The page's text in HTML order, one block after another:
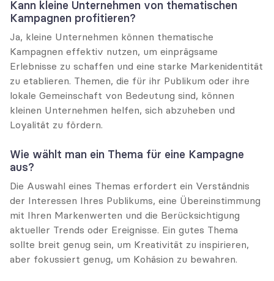
Kann kleine Unternehmen von thematischen
Kampagnen profitieren?
Ja, kleine Unternehmen können thematische
Kampagnen effektiv nutzen, um einprägsame
Erlebnisse zu schaffen und eine starke Markenidentität
zu etablieren. Themen, die für ihr Publikum oder ihre
lokale Gemeinschaft von Bedeutung sind, können
kleinen Unternehmen helfen, sich abzuheben und
Loyalität zu fördern.
Wie wählt man ein Thema für eine Kampagne
aus?
Die Auswahl eines Themas erfordert ein Verständnis
der Interessen Ihres Publikums, eine Übereinstimmung
mit Ihren Markenwerten und die Berücksichtigung
aktueller Trends oder Ereignisse. Ein gutes Thema
sollte breit genug sein, um Kreativität zu inspirieren,
aber fokussiert genug, um Kohäsion zu bewahren.